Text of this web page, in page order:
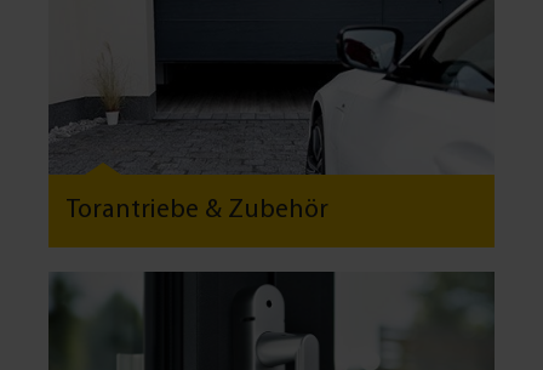
Torantriebe & Zubehör